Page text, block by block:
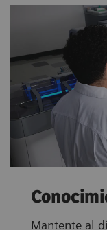
Mantente al